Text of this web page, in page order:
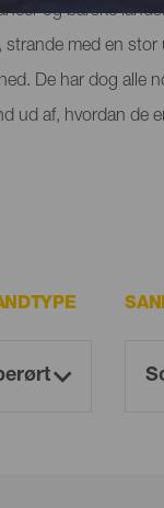
og barske
strande med en
De har dog alle
ud af, hvordan de